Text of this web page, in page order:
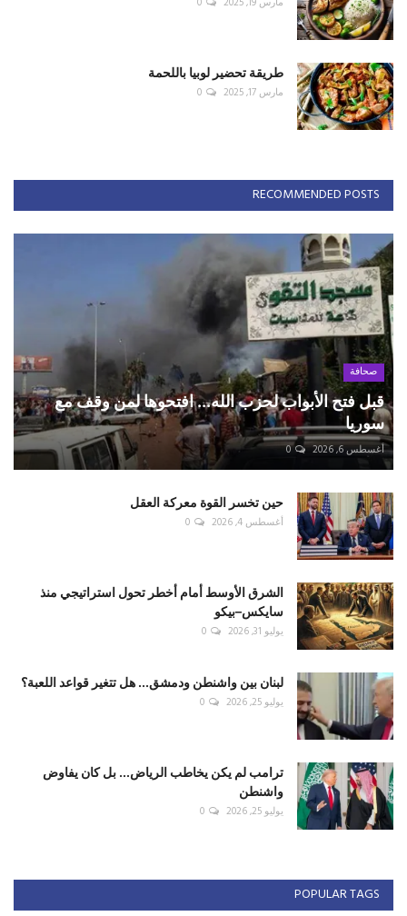
طريقة تحضير لوبيا باللحمة
مارس 17, 2025 0
RECOMMENDED POSTS
صحافة
قبل فتح الأبواب لحزب الله... افتحوها لمن وقف مع
سوريا
أغسطس 6, 2026 0
حين تخسر القوة معركة العقل
أغسطس 4, 2026 0
الشرق الأوسط أمام أخطر تحول استراتيجي منذ
سايكس–بيكو
يوليو 31, 2026 0
لبنان بين واشنطن ودمشق... هل تتغير قواعد اللعبة؟
يوليو 25, 2026 0
ترامب لم يكن يخاطب الرياض... بل كان يفاوض
واشنطن
يوليو 25, 2026 0
POPULAR TAGS